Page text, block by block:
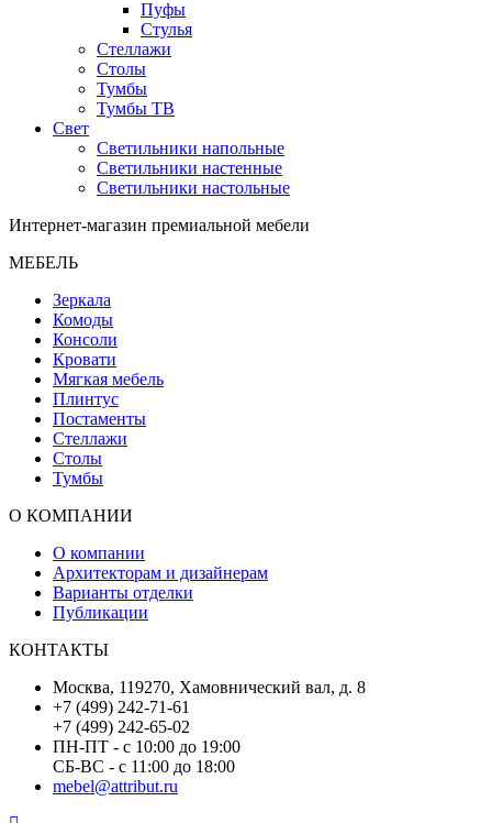
Пуфы
Стулья
Стеллажи
Столы
Тумбы
Тумбы ТВ
Свет
Светильники напольные
Светильники настенные
Светильники настольные
Интернет-магазин премиальной мебели
МЕБЕЛЬ
Зеркала
Комоды
Консоли
Кровати
Мягкая мебель
Плинтус
Постаменты
Стеллажи
Столы
Тумбы
О КОМПАНИИ
О компании
Архитекторам и дизайнерам
Варианты отделки
Публикации
КОНТАКТЫ
Москва, 119270, Хамовнический вал, д. 8
+7 (499) 242-71-61
+7 (499) 242-65-02
ПН-ПТ - с 10:00 до 19:00
СБ-ВС - с 11:00 до 18:00
mebel@attribut.ru